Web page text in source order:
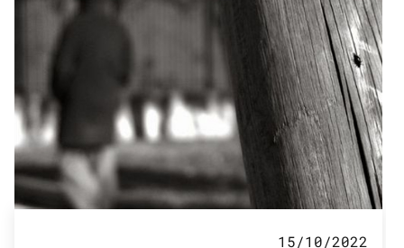
15/10/2022